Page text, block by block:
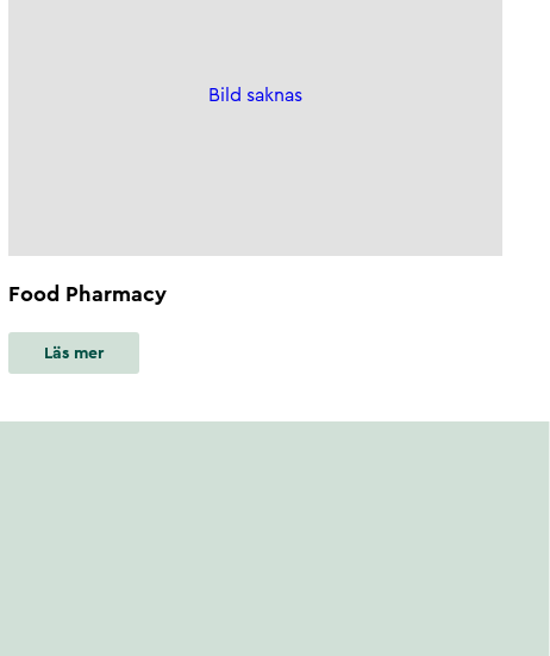
Bild saknas
Food Pharmacy
Läs mer